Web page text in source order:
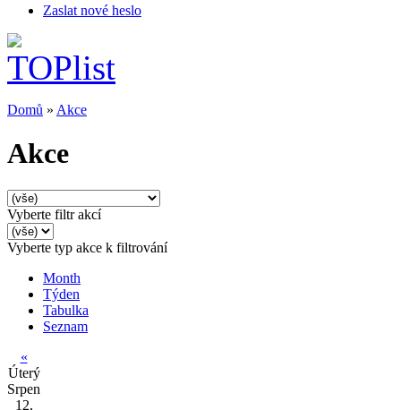
Zaslat nové heslo
Domů » Akce
Akce
Vyberte filtr akcí
Vyberte typ akce k filtrování
Month
Týden
Tabulka
Seznam
«
Úterý
Srpen
12,